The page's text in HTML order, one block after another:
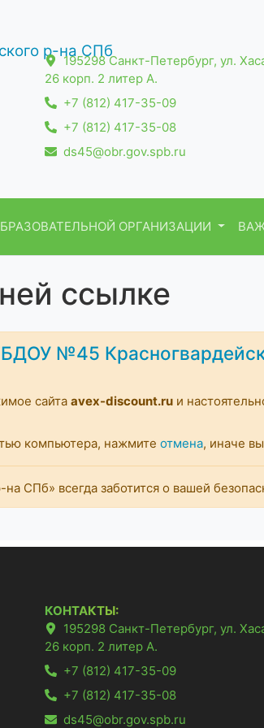
195298 Санкт-Петербург, ул.
26 корп. 2 литер А.
+7 (812) 417-35-09
+7 (812) 417-35-08
ds45@obr.gov.spb.ru
ОРГАНИЗАЦИИ
ссылке
№45
сайта avex-discount.ru и
компьютера, нажмите отмена, иначе
СПб» всегда заботится о вашей
КОНТАКТЫ:
195298 Санкт-Петербург, ул.
26 корп. 2 литер А.
+7 (812) 417-35-09
+7 (812) 417-35-08
ds45@obr.gov.spb.ru